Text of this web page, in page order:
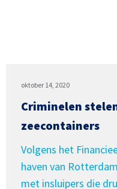
oktober 14, 2020
Criminelen
zeecontainers
Volgens het
haven van
met insluipers die